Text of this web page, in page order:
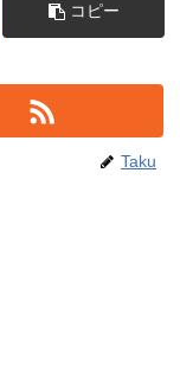
コピー
Taku